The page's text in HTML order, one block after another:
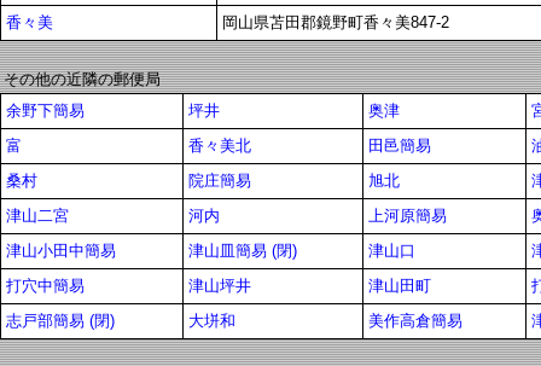
香々美
岡山県苫田郡鏡野町香々美847-2
その他の近隣の郵便局
余野下簡易
坪井 奥津
富
香々美北 田邑簡易
桑村
院庄簡易 旭北
津山二宮
河内 上河原簡易
津山小田中簡易
津山皿簡易 (閉) 津山口
打穴中簡易
津山坪井 津山田町
志戸部簡易 (閉)
大垪和 美作高倉簡易